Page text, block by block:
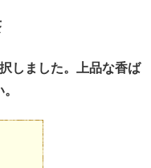
しました。上品な香ば